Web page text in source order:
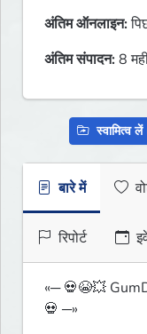
अंतिम ऑनलाइन:
अंतिम संपादन:8
स्वामित्व
बारे में
रिपोर्ट
«─ 💀😭💥
💀 ─»